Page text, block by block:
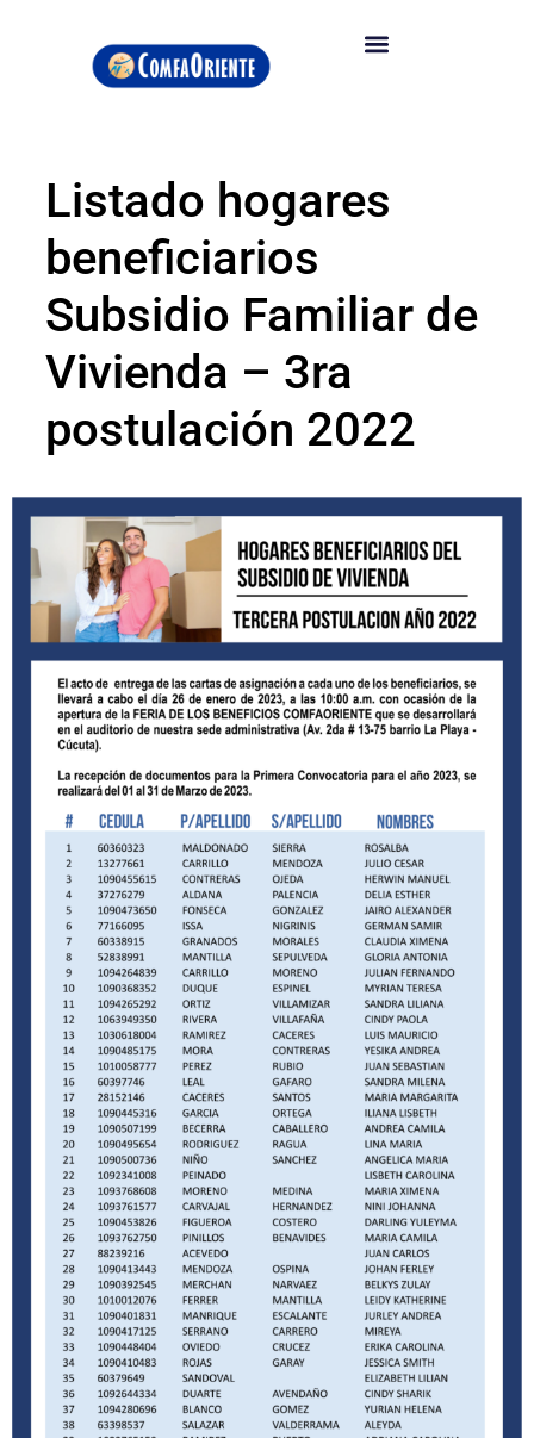
Listado hogares
beneficiarios
Subsidio Familiar de
Vivienda – 3ra
postulación 2022